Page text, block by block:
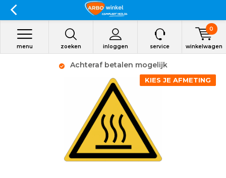
zoeken inloggen
menu service winkelwagen
0
Achteraf betalen mogelijk
KIES JE AFMETING